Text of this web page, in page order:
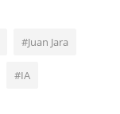
#Juan Jara
#IA